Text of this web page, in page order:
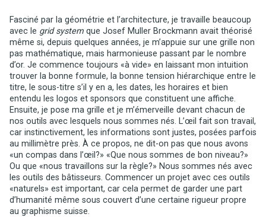
Fasciné par la géométrie et l’architecture, je travaille beaucoup
avec le grid system que Josef Muller Brockmann avait théorisé
même si, depuis quelques années, je m’appuie sur une grille non
pas mathématique, mais harmonieuse passant par le nombre
d’or. Je commence toujours «à vide» en laissant mon intuition
trouver la bonne formule, la bonne tension hiérarchique entre le
titre, le sous-titre s’il y en a, les dates, les horaires et bien
entendu les logos et sponsors que constituent une affiche.
Ensuite, je pose ma grille et je m’émerveille devant chacun de
nos outils avec lesquels nous sommes nés. L’œil fait son travail,
car instinctivement, les informations sont justes, posées parfois
au millimètre près. À ce propos, ne dit-on pas que nous avons
«un compas dans l’œil?» «Que nous sommes de bon niveau?»
Ou que «nous travaillons sur la règle?» Nous sommes nés avec
les outils des bâtisseurs. Commencer un projet avec ces outils
«naturels» est important, car cela permet de garder une part
d’humanité même sous couvert d’une certaine rigueur propre
au graphisme suisse.